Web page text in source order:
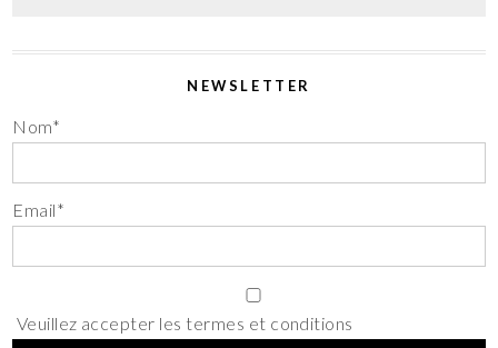
NEWSLETTER
Nom*
Email*
Veuillez accepter les termes et conditions